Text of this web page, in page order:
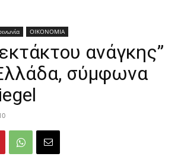
ΟΙΚΟΝΟΜΙΑ
ανάγκης”
σύμφωνα